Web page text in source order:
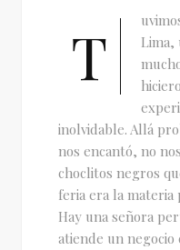
T
Lima,
inolvidable. Allá
nos encantó, no
choclitos negros
feria era la materia
Hay una señora
atiende un negocio